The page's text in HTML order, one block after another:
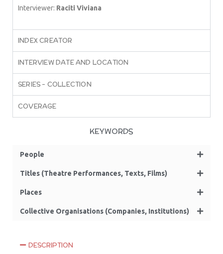
Interviewer: Raciti Viviana
INDEX CREATOR
INTERVIEW DATE AND LOCATION
SERIES – COLLECTION
COVERAGE
KEYWORDS
People
Titles (Theatre Performances, Texts, Films)
Places
Collective Organisations (Companies, Institutions)
DESCRIPTION